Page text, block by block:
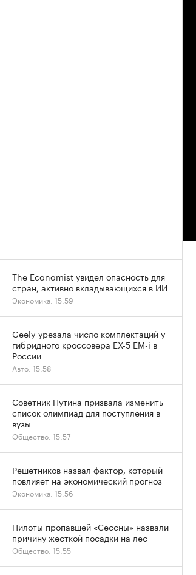
The Economist увидел опасность для
стран, активно вкладывающихся в ИИ
Экономика, 15:59
Geely урезала число комплектаций у
гибридного кроссовера EX-5 EM-i в
России
Авто, 15:58
Советник Путина призвала изменить
список олимпиад для поступления в
вузы
Общество, 15:57
Решетников назвал фактор, который
повлияет на экономический прогноз
Экономика, 15:56
Пилоты пропавшей «Сессны» назвали
причину жесткой посадки на лес
Общество, 15:55